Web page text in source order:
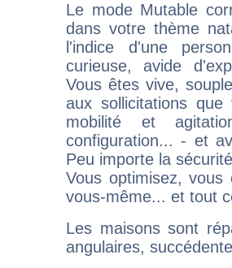
Le mode Mutable
dans votre thème
l'indice d'une
curieuse, avide
Vous êtes vive,
aux sollicitations
mobilité et
configuration... - et
Peu importe la
Vous optimisez, vous
vous-même... et tout
Les maisons sont
angulaires,